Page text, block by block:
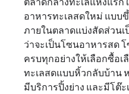
อาหารทะเลสดใหม่ แบบ
ภายในตลาดแบ่งสัดส่วนเ
ว่าจะเป็นโซนอาหารสด
ครบทุกอย่างให้เลือกซื้อ
ทะเลสดแบบหิ้วกลับบ้าน
มีบริการปิ้งย่าง และมีโต๊